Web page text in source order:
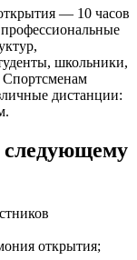
— 10 часов
школьники,
Спортсменам
дистанции:
следующему
открытия;